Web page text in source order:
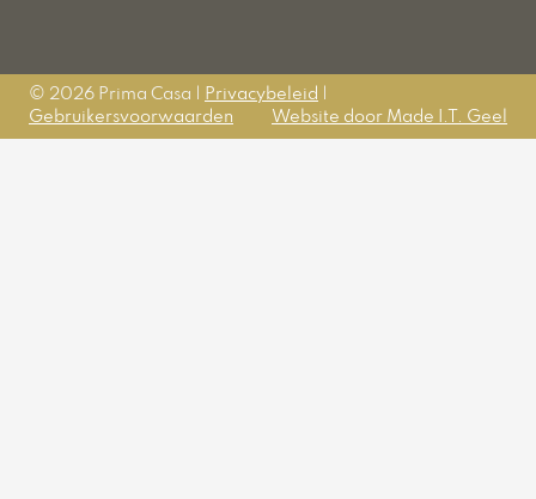
© 2026 Prima Casa | Privacybeleid
Gebruikersvoorwaarden
Website door Made I.T. Geel